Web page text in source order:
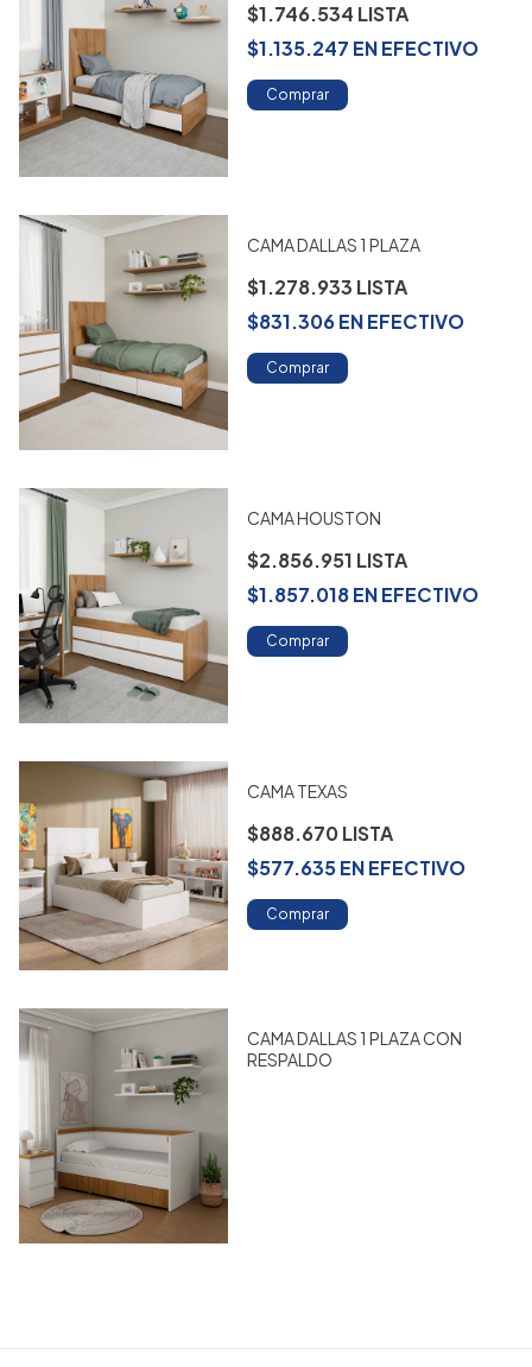
$1.746.534
$1.135.247 ENEFECTIVO
Comprar
CAMA DALLAS 1 PLAZA
$1.278.933
$831.306ENEFECTIVO
Comprar
CAMA HOUSTON
$2.856.951
$1.857.018ENEFECTIVO
Comprar
CAMA TEXAS
$888.670
$577.635ENEFECTIVO
Comprar
CAMA DALLAS 1 PLAZA CON
RESPALDO